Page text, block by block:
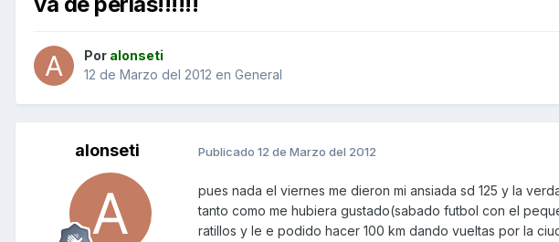
Por alonseti
12 de Marzo del 2012 en General
alonseti Publicado 12 de Marzo del 2012
pues nada el viernes me dieron mi ansiada sd 125 y la
tanto como me hubiera gustado(sabado futbol con el
ratillos y le e podido hacer 100 km dando vueltas por la